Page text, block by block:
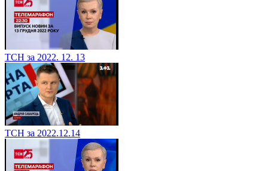
ТСН за 2022. 12. 13
ТСН за 2022.12.14